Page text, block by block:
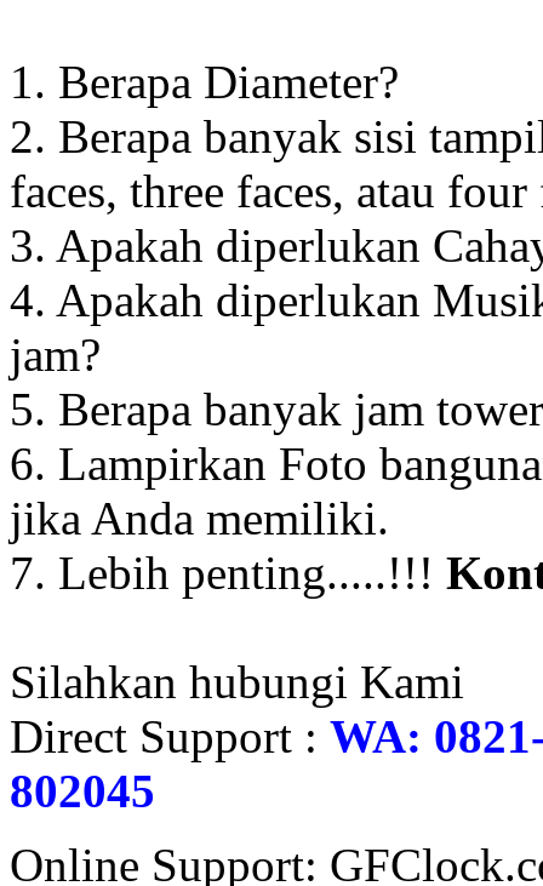
1. Berapa Diameter?
2. Berapa banyak sisi
faces, three faces, atau four
3. Apakah diperlukan
4. Apakah diperlukan
jam?
5. Berapa banyak jam
6. Lampirkan Foto
jika Anda memiliki.
7. Lebih penting.....!!!
Silahkan hubungi Kami
Direct Support : WA:
802045
Online Support: